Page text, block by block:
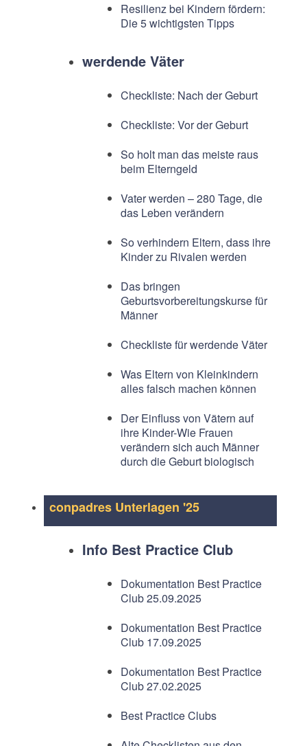
Resilienz bei Kindern fördern:
Die 5 wichtigsten Tipps
werdende Väter
Checkliste: Nach der Geburt
Checkliste: Vor der Geburt
So holt man das meiste raus
beim Elterngeld
Vater werden – 280 Tage, die
das Leben verändern
So verhindern Eltern, dass ihre
Kinder zu Rivalen werden
Das bringen
Geburtsvorbereitungskurse für
Männer
Checkliste für werdende Väter
Was Eltern von Kleinkindern
alles falsch machen können
Der Einfluss von Vätern auf
ihre Kinder-Wie Frauen
verändern sich auch Männer
durch die Geburt biologisch
conpadres Unterlagen '25
Info Best Practice Club
Dokumentation Best Practice
Club 25.09.2025
Dokumentation Best Practice
Club 17.09.2025
Dokumentation Best Practice
Club 27.02.2025
Best Practice Clubs